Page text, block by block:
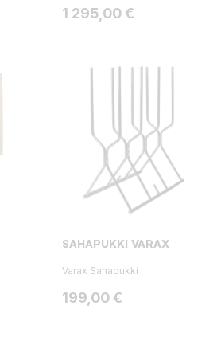
Hinta
1 295,00 €
SAHAPUKKI VARAX
Varax Sahapukki
Hinta
199,00 €